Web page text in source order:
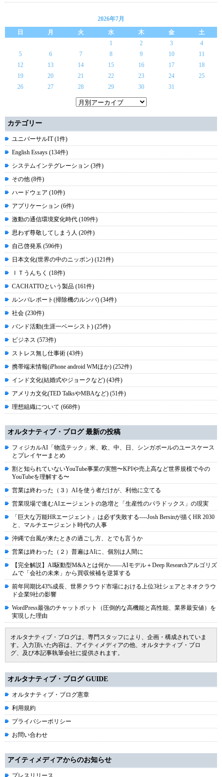
2026年7月
日
月 火 水 木 金
土
1
2 3
4
5
6 7 8 9 10
11
12
13 14 15 16 17
18
19
20 21 22 23 24
25
26
27 28 29 30 31
カテゴリー
ユニバーサルIT (1件)
English Essays (134件)
システムインテグレーション (3件)
その他 (8件)
ハードウェア (10件)
アプリケーション (6件)
激動の通信環境変化時代 (109件)
思わず尊敬してしまう人 (20件)
自己啓発系 (596件)
日本文化(世界の中のニッポン) (121件)
ＩＴうんちく (18件)
CACHATTOという製品 (161件)
ルンバレポート(掃除機のルンバ) (34件)
社会 (230件)
バンド活動(生涯一ベーシスト) (25件)
ビジネス (573件)
ストレス無し仕事術 (43件)
携帯端末情報(iPhone android WMほか) (252件)
インド文化(結婚式やジョークなど) (43件)
アメリカ文化(TED TalksやMBAなど) (51件)
理想組織について (668件)
オルタナティブ・ブログ 最新の投稿
フィジカルAI「物流テック」米、欧、中、日、シンガポールのユースケース
とプレイヤーまとめ
割と知られていないYouTube事業の実態〜KPIや売上高など世界規模で今の
YouTubeを理解する〜
営業は終わった（３）AIを使う者だけが、利他に立てる
営業現場で進むAIエージェントの急増と「生産性のパラドックス」の現実
「巨大な万能HRエージェント」は必ず失敗する----Josh Bersinが描くHR 2030
と、マルチエージェント時代の人事
沖縄で台風が来たときの過ごし方、とでも言うか
営業は終わった（２）普遍はAIに、個別は人間に
【完全解説】AI駆動型M&Aとは何か――AIモデル＋Deep Researchアルゴリズ
ムで「会社の未来」から買収候補を逆算する
前年同期比43%成長、世界クラウド市場における上位3社シェアとネオクラウ
ド企業9社の影響
WordPress最強のチャットボット（圧倒的な高機能と高性能、業界最安値）を
実現した理由
オルタナティブ・ブログは、専門スタッフにより、企画・構成されていま
す。入力頂いた内容は、アイティメディアの他、オルタナティブ・ブロ
グ、及び本記事執筆会社に提供されます。
オルタナティブ・ブログ GUIDE
オルタナティブ・ブログ憲章
利用規約
プライバシーポリシー
お問い合わせ
アイティメディアからのお知らせ